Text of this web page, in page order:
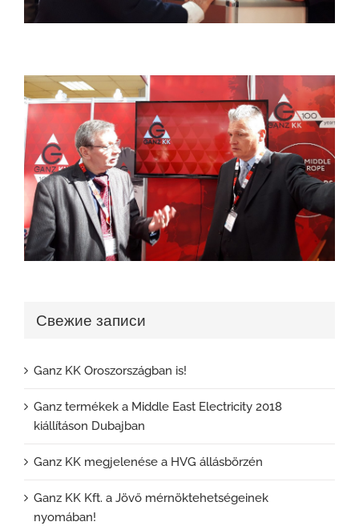
Свежие записи
Ganz KK Oroszországban is!
Ganz termékek a Middle East Electricity 2018
kiállításon Dubajban
Ganz KK megjelenése a HVG állásbörzén
Ganz KK Kft. a Jövő mérnöktehetségeinek
nyomában!